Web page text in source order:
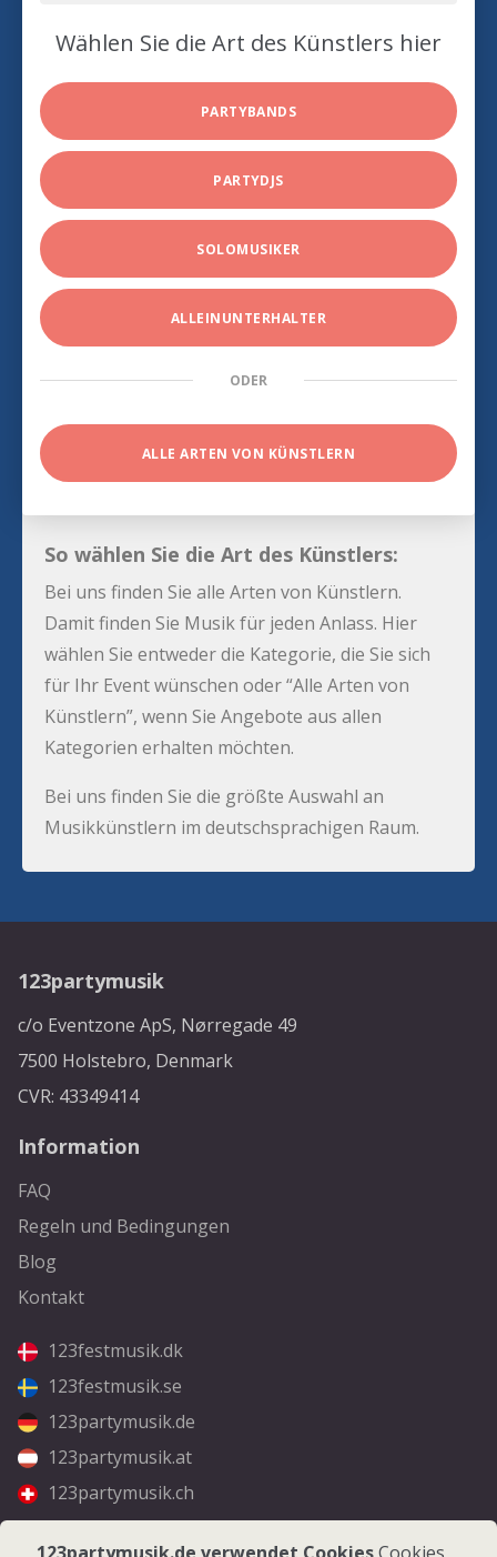
Wählen Sie die Art des Künstlers hier
PARTYBANDS
PARTYDJS
SOLOMUSIKER
ALLEINUNTERHALTER
ODER
ALLE ARTEN VON KÜNSTLERN
So wählen Sie die Art des Künstlers:
Bei uns finden Sie alle Arten von Künstlern.
Damit finden Sie Musik für jeden Anlass. Hier
wählen Sie entweder die Kategorie, die Sie sich
für Ihr Event wünschen oder “Alle Arten von
Künstlern”, wenn Sie Angebote aus allen
Kategorien erhalten möchten.
Bei uns finden Sie die größte Auswahl an
Musikkünstlern im deutschsprachigen Raum.
123partymusik
c/o Eventzone ApS, Nørregade 49
7500 Holstebro, Denmark
CVR: 43349414
Information
FAQ
Regeln und Bedingungen
Blog
Kontakt
123festmusik.dk
123festmusik.se
123partymusik.de
123partymusik.at
123partymusik.ch
Folgen Sie uns